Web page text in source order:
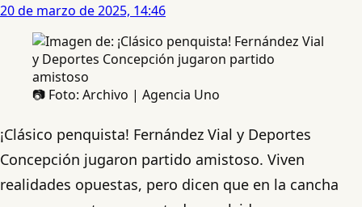
20 de marzo de 2025, 14:46
📷 Foto: Archivo | Agencia Uno
¡Clásico penquista! Fernández Vial y Deportes
Concepción jugaron partido amistoso. Viven
realidades opuestas, pero dicen que en la cancha